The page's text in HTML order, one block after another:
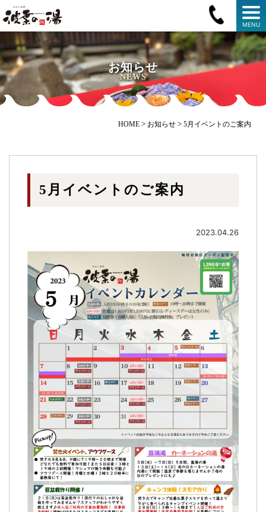
MENU
お知らせ
NEWS
HOME > お知らせ > 5月イベントのご案内
5月イベントのご案内
2023.04.26